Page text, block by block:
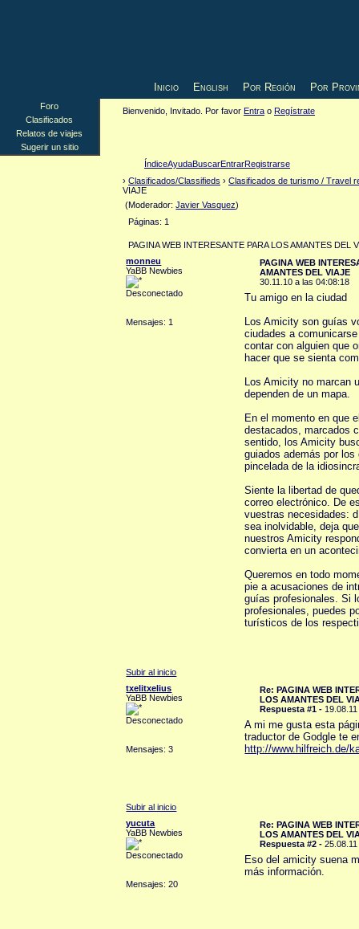
Inicio English Por Región Por
Foro
Clasificados
Relatos de viajes
Sugerir un sitio
Bienvenido, Invitado. Por favor Entra o Regístrate
ÍndiceAyudaBuscarEntrarRegistrarse
› Clasificados/Classifieds › Clasificados de turismo / Travel
VIAJE
(Moderador:Javier Vasquez)
Páginas: 1
PAGINA WEB INTERESANTE PARA LOS AMANTES DEL
monneu
YaBB Newbies
Desconectado
Mensajes: 1
PAGINA WEB
AMANTES DEL VIAJE
30.11.10 a las 04:08:18
Tu amigo en la ciudad
Los Amicity son guías
ciudades a
contar con alguien que
hacer que se sienta
Los Amicity no marcan
dependen de un mapa.
En el momento en que
destacados, marcados
sentido, los Amicity
guiados además por
pincelada de la
Siente la libertad de
correo electrónico. De
vuestras necesidades:
sea inolvidable, deja
nuestros Amicity
convierta en un
Queremos en todo
pie a acusaciones de
guías profesionales. Si
profesionales, puedes
turísticos de los
Subir al inicio
txelitxelius
YaBB Newbies
Desconectado
Mensajes: 3
Re: PAGINA WEB
LOS AMANTES DEL
Respuesta #1 -
A mi me gusta esta
traductor de Godgle te
http://www.hilfreich.de/
Subir al inicio
yucuta
YaBB Newbies
Desconectado
Mensajes: 20
Re: PAGINA WEB
LOS AMANTES DEL
Respuesta #2 -
Eso del amicity suena
más información.